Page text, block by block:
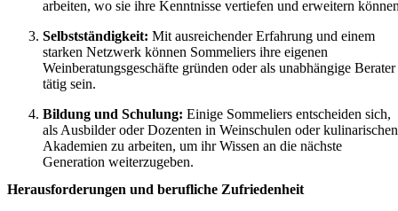
arbeiten, wo sie ihre Kenntnisse vertiefen und erweitern
Selbstständigkeit: Mit ausreichender Erfahrung und einem
starken Netzwerk können Sommeliers ihre eigenen
Weinberatungsgeschäfte gründen oder als unabhängige Berater
tätig sein.
Bildung und Schulung: Einige Sommeliers entscheiden sich,
als Ausbilder oder Dozenten in Weinschulen oder kulinarischen
Akademien zu arbeiten, um ihr Wissen an die nächste
Generation weiterzugeben.
Herausforderungen und berufliche Zufriedenheit